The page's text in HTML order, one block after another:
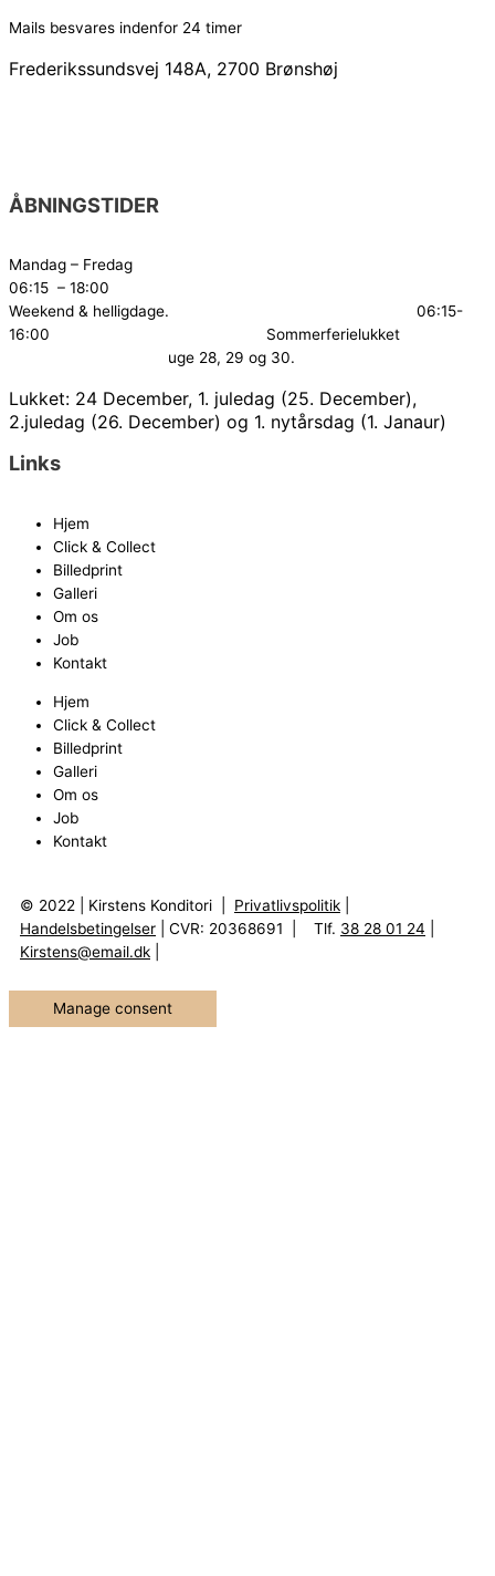
Mails besvares indenfor 24 timer
Frederikssundsvej 148A, 2700 Brønshøj
ÅBNINGSTIDER
Mandag – Fredag
06:15 – 18:00
Weekend & helligdage. 06:15-
16:00 Sommerferielukket
uge 28, 29 og 30.
Lukket: 24 December, 1. juledag (25. December),
2.juledag (26. December) og 1. nytårsdag (1. Janaur)
Links
Hjem
Click & Collect
Billedprint
Galleri
Om os
Job
Kontakt
Hjem
Click & Collect
Billedprint
Galleri
Om os
Job
Kontakt
© 2022 | Kirstens Konditori | Privatlivspolitik
Handelsbetingelser | CVR: 20368691 | Tlf. 38 28 01 24
Kirstens@email.dk
Manage consent